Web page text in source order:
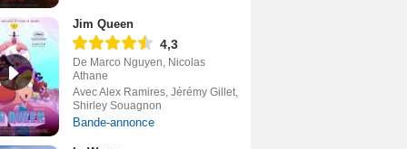
Jim Queen
4,3
De Marco Nguyen, Nicolas
Athane
Avec Alex Ramires, Jérémy Gillet,
Shirley Souagnon
Bande-annonce